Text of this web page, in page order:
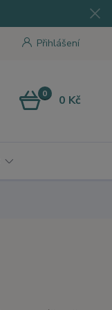
Přihlášení
0 0 Kč